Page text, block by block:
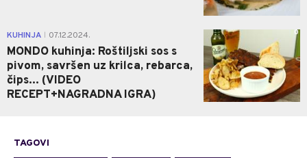
KUHINJA 07.12.2024.
MONDO kuhinja: Roštiljski sos s
pivom, savršen uz krilca, rebarca,
čips... (VIDEO
RECEPT+NAGRADNA IGRA)
0
TAGOVI